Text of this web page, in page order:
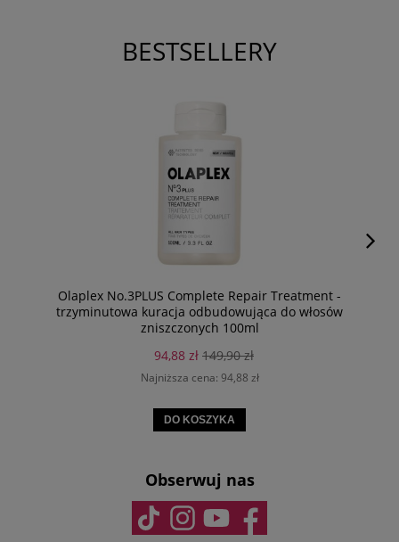
BESTSELLERY
Olaplex No.3PLUS Complete Repair Treatment -
trzyminutowa kuracja odbudowująca do włosów
zniszczonych 100ml
94,88 zł 149,90 zł
Najniższa cena: 94,88 zł
DO KOSZYKA
Obserwuj nas